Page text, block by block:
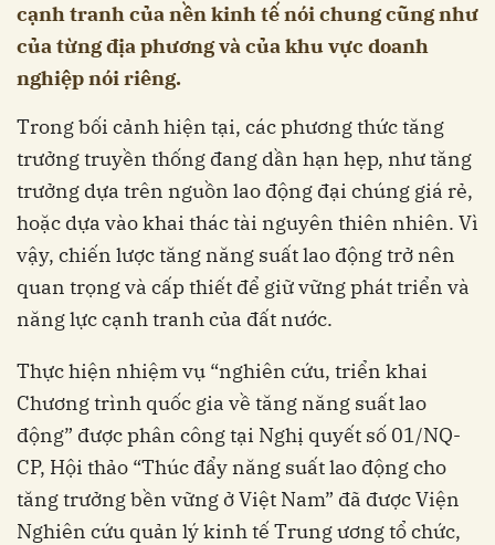
cạnh tranh của nền kinh tế nói chung cũng như
của từng địa phương và của khu vực doanh
nghiệp nói riêng.
Trong bối cảnh hiện tại, các phương thức tăng
trưởng truyền thống đang dần hạn hẹp, như tăng
trưởng dựa trên nguồn lao động đại chúng giá rẻ,
hoặc dựa vào khai thác tài nguyên thiên nhiên. Vì
vậy, chiến lược tăng năng suất lao động trở nên
quan trọng và cấp thiết để giữ vững phát triển và
năng lực cạnh tranh của đất nước.
Thực hiện nhiệm vụ “nghiên cứu, triển khai
Chương trình quốc gia về tăng năng suất lao
động” được phân công tại Nghị quyết số 01/NQ-
CP, Hội thảo “Thúc đẩy năng suất lao động cho
tăng trưởng bền vững ở Việt Nam” đã được Viện
Nghiên cứu quản lý kinh tế Trung ương tổ chức,